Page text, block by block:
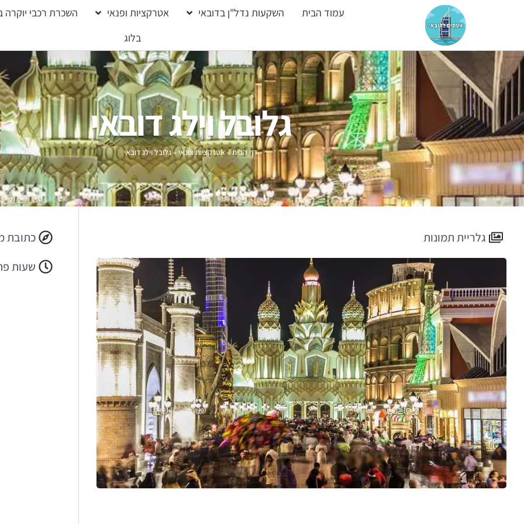
עמוד הבית השקעות נדל"ן בדובאי אטרקציות ופנאי
השכרת רכבי יוקרה
בלוג
גלובל וילג דובאי
דף הבית» אטרקציות ופנאי »גלובל וילג דובאי
גלריית תמונות
כתובת
שעות